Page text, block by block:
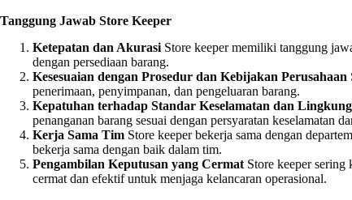
Tanggung Jawab Store Keeper
Ketepatan dan Akurasi Store keeper memiliki tanggung
dengan persediaan barang.
Kesesuaian dengan Prosedur dan Kebijakan Perusahaan
penerimaan, penyimpanan, dan pengeluaran barang.
Kepatuhan terhadap Standar Keselamatan dan
penanganan barang sesuai dengan persyaratan keselamatan
Kerja Sama Tim Store keeper bekerja sama dengan
bekerja sama dengan baik dalam tim.
Pengambilan Keputusan yang Cermat Store keeper
cermat dan efektif untuk menjaga kelancaran operasional.